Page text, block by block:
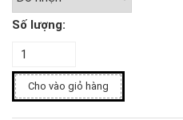
Số lượng:
Cho vào giỏ hàng